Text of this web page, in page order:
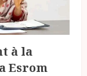
à la
Esrom